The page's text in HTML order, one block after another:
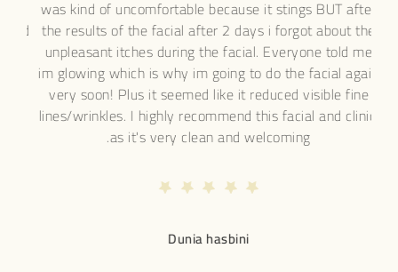
was kind of
the results of the facial
unpleasant itches during
im glowing which is why
very soon! Plus it
lines/wrinkles. I highly
as it's very
create a shape which will suit
also does micoblading there and
She creates really natural,
I highly recommend her!